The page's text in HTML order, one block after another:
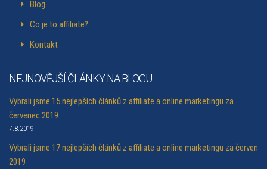
Blog
Co je to affiliate?
Kontakt
NEJNOVĚJŠÍ ČLÁNKY NA BLOGU
Vybrali jsme 15 nejlepších článků z affiliate a online marketingu za
červenec 2019
7.8.2019
Vybrali jsme 17 nejlepších článků z affiliate a online marketingu za červen
2019